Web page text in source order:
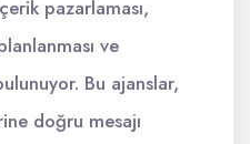
pazarlaması,
ve
Bu ajanslar,
doğru mesajı